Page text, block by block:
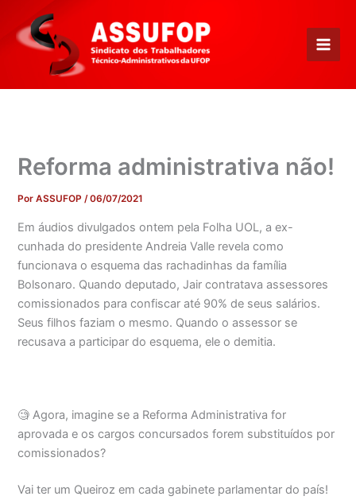
para
conteúdo
Reforma administrativa não!
PorASSUFOP/06/07/2021
Em áudios divulgados ontem pela Folha UOL, a ex-
cunhada do presidente Andreia Valle revela como
funcionava o esquema das rachadinhas da família
Bolsonaro. Quando deputado, Jair contratava assessores
comissionados para confiscar até 90% de seus salários.
Seus filhos faziam o mesmo. Quando o assessor se
recusava a participar do esquema, ele o demitia.
🧐 Agora, imagine se a Reforma Administrativa for
aprovada e os cargos concursados forem substituídos por
comissionados?
Vai ter um Queiroz em cada gabinete parlamentar do país!